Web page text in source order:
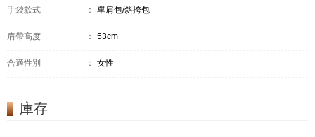
手袋款式 ： 單肩包/斜挎包
肩帶高度 ： 53cm
合適性別 ： 女性
庫存